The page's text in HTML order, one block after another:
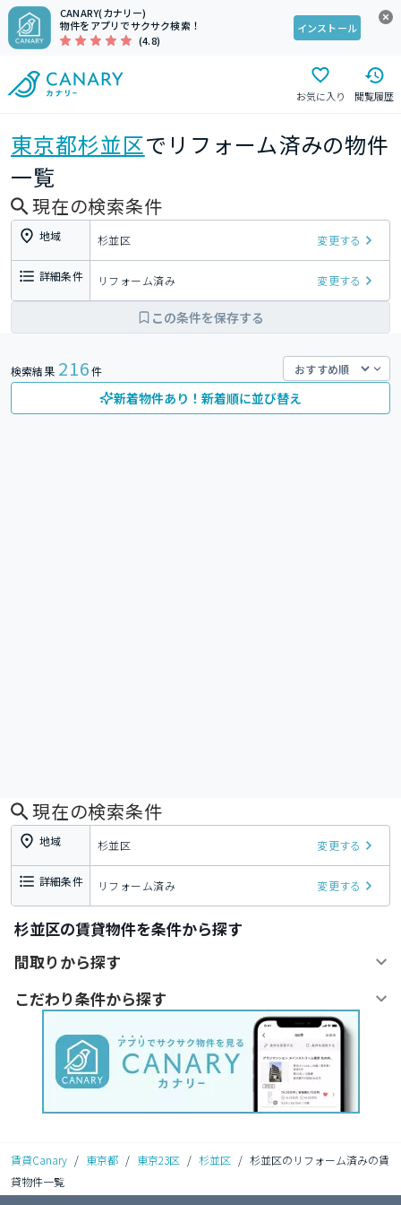
CANARY(カナリー)
物件をアプリでサクサク検索！
(4.8)
インストール
お気に入り 閲覧履歴
東京都杉並区でリフォーム済みの物件
一覧
現在の検索条件
地域 杉並区 変更する
詳細条件 リフォーム済み 変更する
この条件を保存する
検索結果 216件
新着物件あり！新着順に並び替え
現在の検索条件
地域 杉並区 変更する
詳細条件 リフォーム済み 変更する
杉並区の賃貸物件を条件から探す
間取りから探す
こだわり条件から探す
賃貸Canary / 東京都 / 東京23区 / 杉並区 / 杉並区のリフォーム済みの賃
貸物件一覧